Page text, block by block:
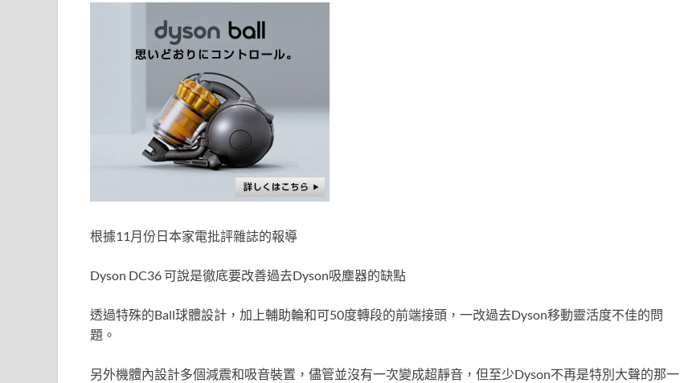
根據11月份日本家電批評雜誌的報導
Dyson DC36 可說是徹底要改善過去Dyson吸塵器的缺點
透過特殊的Ball球體設計，加上輔助輪和可50度轉段的前端接頭，一改過去Dyson移動靈活度不佳的問
題。
另外機體內設計多個減震和吸音裝置，儘管並沒有一次變成超靜音，但至少Dyson不再是特別大聲的那一